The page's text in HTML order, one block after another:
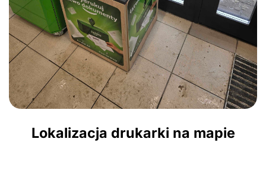
Lokalizacja drukarki na mapie